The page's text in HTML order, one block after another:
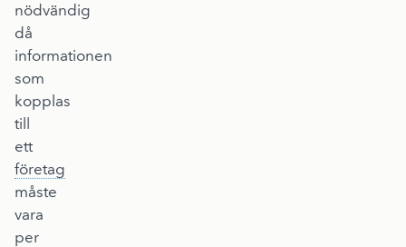
nödvändig
då
informationen
som
kopplas
till
ett
företag
måste
vara
per